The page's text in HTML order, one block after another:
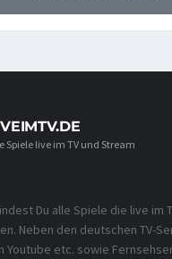
Spiele live im TV und Stream
Du alle Spiele die live im
Neben den deutschen TV-
Youtube etc. sowie